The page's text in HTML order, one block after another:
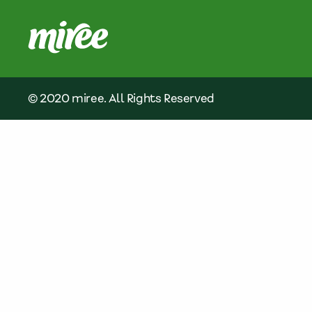
© 2020 miree. All Rights Reserved